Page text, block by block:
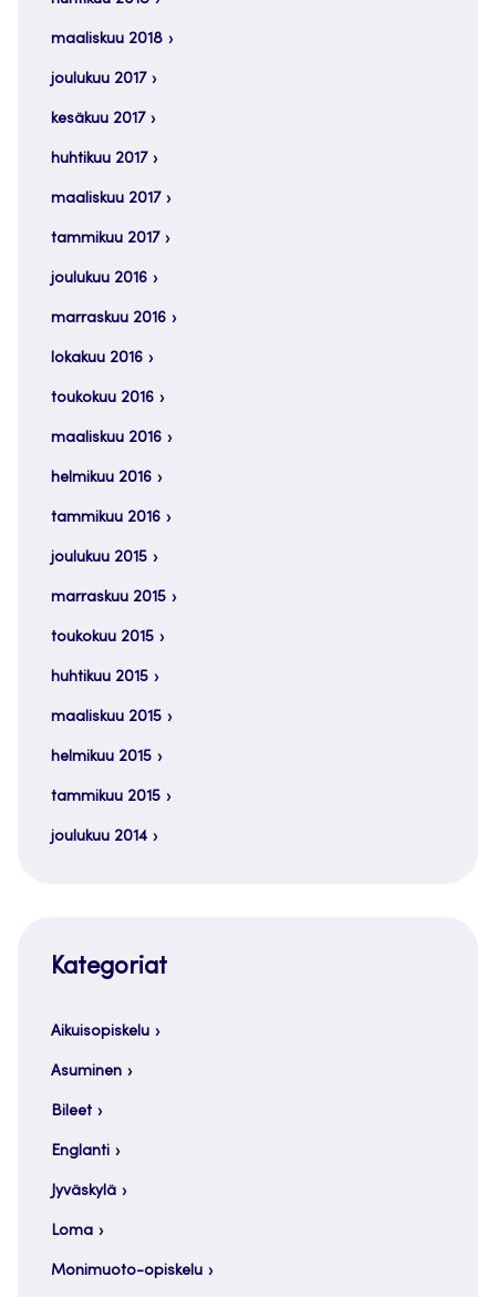
maaliskuu 2018
joulukuu 2017
kesäkuu 2017
huhtikuu 2017
maaliskuu 2017
tammikuu 2017
joulukuu 2016
marraskuu 2016
lokakuu 2016
toukokuu 2016
maaliskuu 2016
helmikuu 2016
tammikuu 2016
joulukuu 2015
marraskuu 2015
toukokuu 2015
huhtikuu 2015
maaliskuu 2015
helmikuu 2015
tammikuu 2015
joulukuu 2014
Kategoriat
Aikuisopiskelu
Asuminen
Bileet
Englanti
Jyväskylä
Loma
Monimuoto-opiskelu